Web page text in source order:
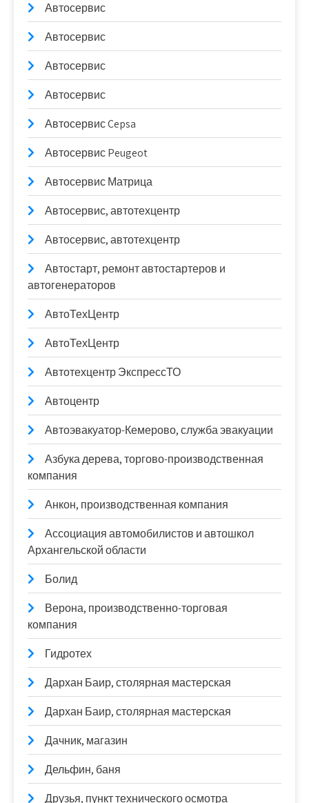
Автосервис
Автосервис
Автосервис
Автосервис
Автосервис Cepsa
Автосервис Peugeot
Автосервис Матрица
Автосервис, автотехцентр
Автосервис, автотехцентр
Автостарт, ремонт автостартеров и
автогенераторов
АвтоТехЦентр
АвтоТехЦентр
Автотехцентр ЭкспрессТО
Автоцентр
Автоэвакуатор-Кемерово, служба эвакуации
Азбука дерева, торгово-производственная
компания
Анкон, производственная компания
Ассоциация автомобилистов и автошкол
Архангельской области
Болид
Верона, производственно-торговая
компания
Гидротех
Дархан Баир, столярная мастерская
Дархан Баир, столярная мастерская
Дачник, магазин
Дельфин, баня
Друзья, пункт технического осмотра